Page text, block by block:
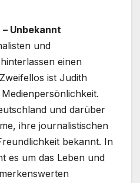
Unbekannt
und
einen
ist Judith
und darüber
ihre journalistischen
bekannt. In
es um das Leben und